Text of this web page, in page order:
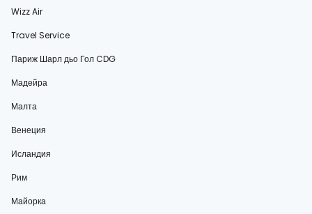
Wizz Air
Travel Service
Париж Шарл дьо Гол CDG
Мадейра
Малта
Венеция
Исландия
Рим
Майорка